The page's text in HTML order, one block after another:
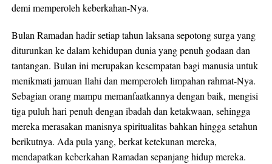
demi memperoleh keberkahan-Nya.
Bulan Ramadan hadir setiap tahun laksana sepotong surga yang
diturunkan ke dalam kehidupan dunia yang penuh godaan dan
tantangan. Bulan ini merupakan kesempatan bagi manusia untuk
menikmati jamuan Ilahi dan memperoleh limpahan rahmat-Nya.
Sebagian orang mampu memanfaatkannya dengan baik, mengisi
tiga puluh hari penuh dengan ibadah dan ketakwaan, sehingga
mereka merasakan manisnya spiritualitas bahkan hingga setahun
berikutnya. Ada pula yang, berkat ketekunan mereka,
mendapatkan keberkahan Ramadan sepanjang hidup mereka.